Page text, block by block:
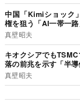
中国「Kimiショック
権を狙う「AI一帯一
真壁昭夫
キオクシアでも
落の前兆を示す「半
真壁昭夫